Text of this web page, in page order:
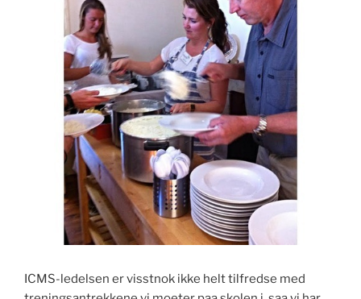
ICMS-ledelsen er visstnok ikke helt tilfredse med